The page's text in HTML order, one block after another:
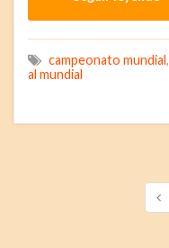
campeonato mundial,
al mundial